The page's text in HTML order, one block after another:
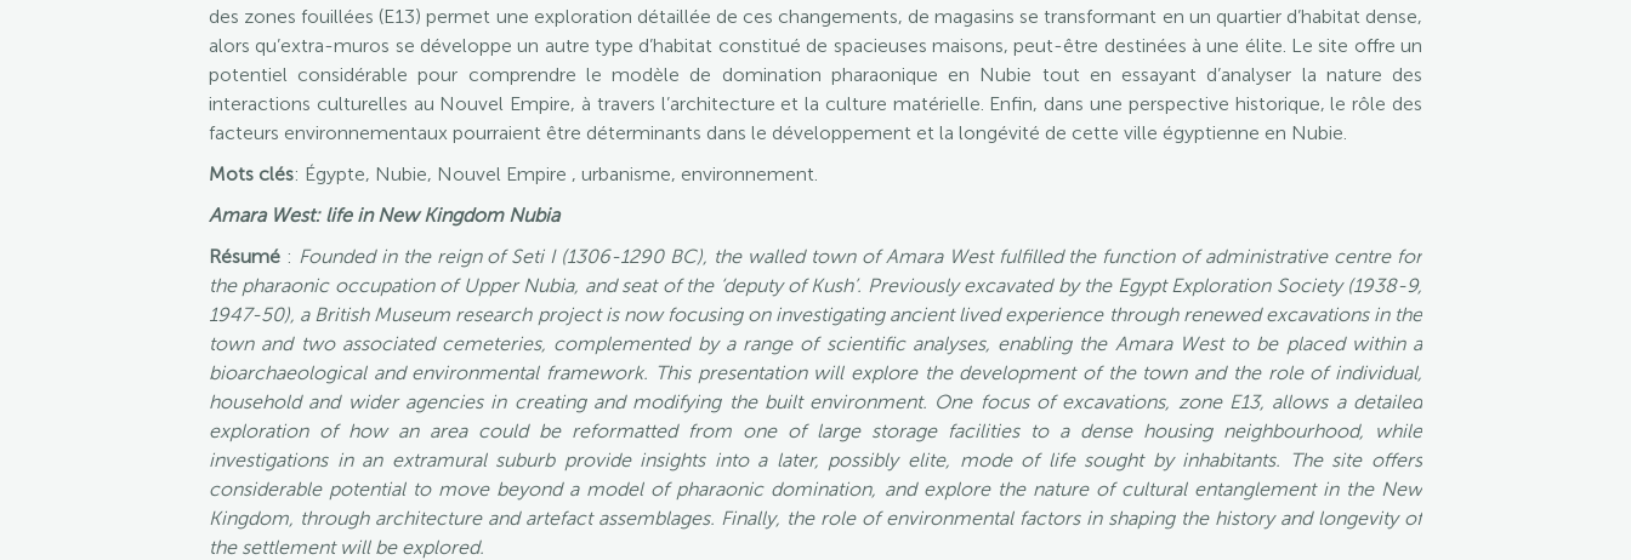
des zones fouillées (E13) permet une exploration détaillée de ces changements, de magasins se transformant en un quartier d’habitat dense,
alors qu’extra-muros se développe un autre type d’habitat constitué de spacieuses maisons, peut-être destinées à une élite. Le site offre un
potentiel considérable pour comprendre le modèle de domination pharaonique en Nubie tout en essayant d’analyser la nature des
interactions culturelles au Nouvel Empire, à travers l’architecture et la culture matérielle. Enfin, dans une perspective historique, le rôle des
facteurs environnementaux pourraient être déterminants dans le développement et la longévité de cette ville égyptienne en Nubie.
Mots clés: Égypte, Nubie, Nouvel Empire , urbanisme, environnement.
Amara West: life in New Kingdom Nubia
Résumé : Founded in the reign of Seti I (1306-1290 BC), the walled town of Amara West fulfilled the function of administrative centre for
the pharaonic occupation of Upper Nubia, and seat of the ‘deputy of Kush’. Previously excavated by the Egypt Exploration Society (1938-9,
1947-50), a British Museum research project is now focusing on investigating ancient lived experience through renewed excavations in the
town and two associated cemeteries, complemented by a range of scientific analyses, enabling the Amara West to be placed within a
bioarchaeological and environmental framework. This presentation will explore the development of the town and the role of individual,
household and wider agencies in creating and modifying the built environment. One focus of excavations, zone E13, allows a detailed
exploration of how an area could be reformatted from one of large storage facilities to a dense housing neighbourhood, while
investigations in an extramural suburb provide insights into a later, possibly elite, mode of life sought by inhabitants. The site offers
considerable potential to move beyond a model of pharaonic domination, and explore the nature of cultural entanglement in the New
Kingdom, through architecture and artefact assemblages. Finally, the role of environmental factors in shaping the history and longevity of
the settlement will be explored.